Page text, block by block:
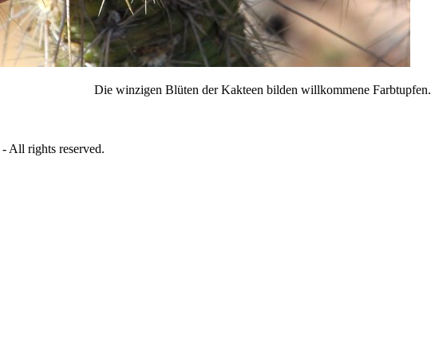
Die winzigen Blüten der Kakteen bilden willkommene Farbtupfen.
- All rights reserved.